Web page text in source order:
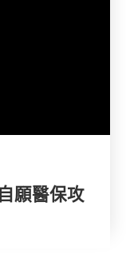
願醫保攻